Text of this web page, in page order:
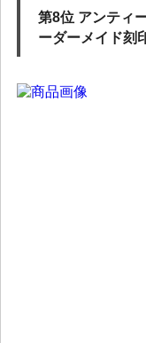
第8位 アンティ
ーダーメイド刻